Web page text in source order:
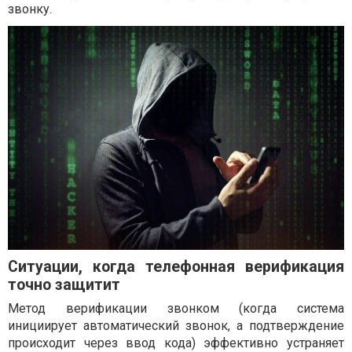
звонку.
Ситуации, когда телефонная верификация
точно защитит
Метод верификации звонком (когда система
инициирует автоматический звонок, а подтверждение
происходит через ввод кода) эффективно устраняет